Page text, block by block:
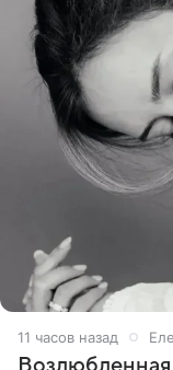
11 часов назад
Возлюбленная